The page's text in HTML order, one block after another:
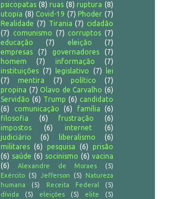
psicopatas (8) ruas (8) ruptura (8)
utopia (8) Covid-19 (7) Phoder (7)
Realidade (7) Tirania (7) cidadão
(7)
comunismo (7) corruptos (7)
educação
(7) eleição
(7)
empresas
(7) governadores
(7)
homem
(7) informação
(7)
instituições (7) legislativo (7)
lei
(7)
mentira (7) político
(7)
propina (7) Olavo de Carvalho (6)
Servidão (6) Trump (6) candidato
(6)
comunicação (6) família
(6)
filosofia
(6) frustração
(6)
impostos
(6) internet
(6)
judiciário
(6) liberalismo
(6)
militares (6) pesquisa (6)
prisão
(6) saúde (6) socinismo (6) vacina
(6)
Alexandre de Moraes
(5)
Exército (5) Jefferson (5)
Natureza
humana
(5) Receita Federal
(5)
dívida
(5) eleições (5) elite
(5)